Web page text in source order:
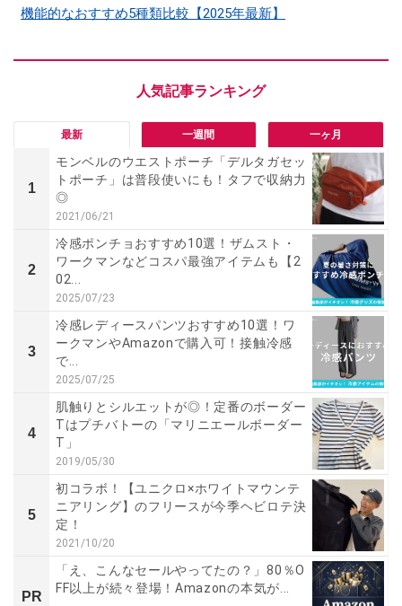
機能的なおすすめ5種類比較【2025年最新】
最新 一週間 一ヶ月
1
モンベルのウエストポーチ「デルタガセッ
トポーチ」は普段使いにも！タフで収納力
◎
2021/06/21
2
冷感ポンチョおすすめ10選！ザムスト・
ワークマンなどコスパ最強アイテムも【2
02...
2025/07/23
3
冷感レディースパンツおすすめ10選！ワ
ークマンやAmazonで購入可！接触冷感
で...
2025/07/25
4
肌触りとシルエットが◎！定番のボーダー
Tはプチバトーの「マリニエールボーダー
T」
2019/05/30
5
初コラボ！【ユニクロ×ホワイトマウンテ
ニアリング】のフリースが今季ヘビロテ決
定！
2021/10/20
PR
「え、こんなセールやってたの？」80％O
FF以上が続々登場！Amazonの本気が...